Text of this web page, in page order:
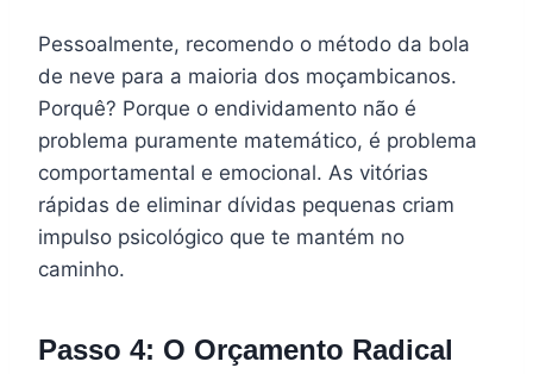
Pessoalmente, recomendo o método da bola
de neve para a maioria dos moçambicanos.
Porquê? Porque o endividamento não é
problema puramente matemático, é problema
comportamental e emocional. As vitórias
rápidas de eliminar dívidas pequenas criam
impulso psicológico que te mantém no
caminho.
Passo 4: O Orçamento Radical